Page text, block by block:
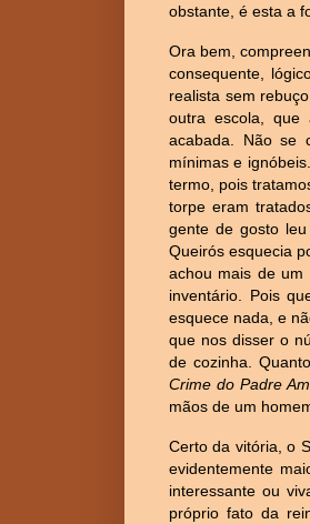
obstante, é esta a
Ora bem,
consequente,
realista sem
outra escola, que
acabada. Não se
mínimas e
termo, pois
torpe eram
gente de gosto
Queirós esquecia
achou mais de um
inventário. Pois
esquece nada, e
que nos disser o
de cozinha.
Crime do Padre
mãos de um
Certo da vitória, o
evidentemente
interessante ou
próprio fato da